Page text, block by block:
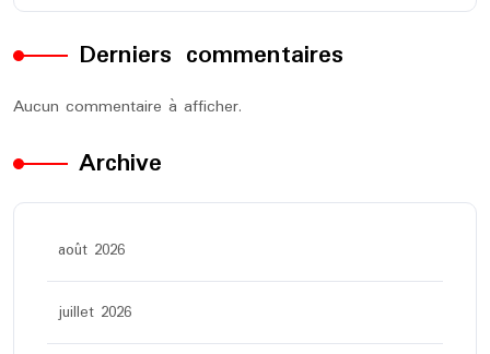
Derniers commentaires
Aucun commentaire à afficher.
Archive
août 2026
juillet 2026